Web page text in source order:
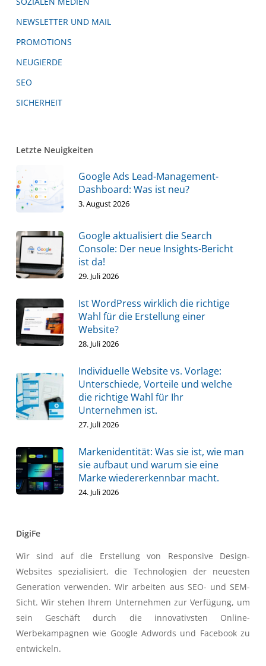
NEWSLETTER UND MAIL
PROMOTIONS
NEUGIERDE
SEO
SICHERHEIT
Letzte Neuigkeiten
Google Ads Lead-Management-
Dashboard: Was ist neu?
3. August 2026
Google aktualisiert die Search
Console: Der neue Insights-Bericht
ist da!
29. Juli 2026
Ist WordPress wirklich die richtige
Wahl für die Erstellung einer
Website?
28. Juli 2026
Individuelle Website vs. Vorlage:
Unterschiede, Vorteile und welche
die richtige Wahl für Ihr
Unternehmen ist.
27. Juli 2026
Markenidentität: Was sie ist, wie man
sie aufbaut und warum sie eine
Marke wiedererkennbar macht.
24. Juli 2026
DigiFe
Wir sind auf die Erstellung von Responsive Design-
Websites spezialisiert, die Technologien der neuesten
Generation verwenden. Wir arbeiten aus SEO- und SEM-
Sicht. Wir stehen Ihrem Unternehmen zur Verfügung, um
sein Geschäft durch die innovativsten Online-
Werbekampagnen wie Google Adwords und Facebook zu
entwickeln.